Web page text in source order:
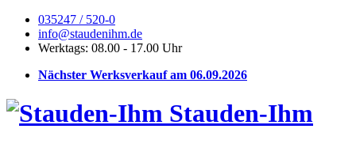
035247 / 520-0
info@staudenihm.de
Werktags: 08.00 - 17.00 Uhr
Nächster Werksverkauf am 06.09.2026
Stauden-Ihm